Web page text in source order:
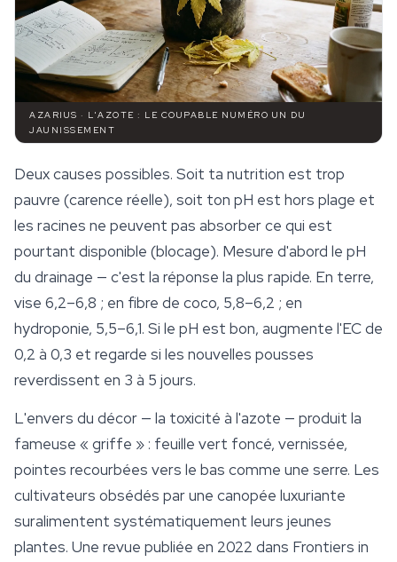
AZARIUS · L'AZOTE : LE COUPABLE NUMÉRO UN DU
JAUNISSEMENT
Deux causes possibles. Soit ta nutrition est trop
pauvre (carence réelle), soit ton pH est hors plage et
les racines ne peuvent pas absorber ce qui est
pourtant disponible (blocage). Mesure d'abord le pH
du drainage — c'est la réponse la plus rapide. En terre,
vise 6,2–6,8 ; en fibre de coco, 5,8–6,2 ; en
hydroponie, 5,5–6,1. Si le pH est bon, augmente l'EC de
0,2 à 0,3 et regarde si les nouvelles pousses
reverdissent en 3 à 5 jours.
L'envers du décor — la toxicité à l'azote — produit la
fameuse « griffe » : feuille vert foncé, vernissée,
pointes recourbées vers le bas comme une serre. Les
cultivateurs obsédés par une canopée luxuriante
suralimentent systématiquement leurs jeunes
plantes. Une revue publiée en 2022 dans Frontiers in